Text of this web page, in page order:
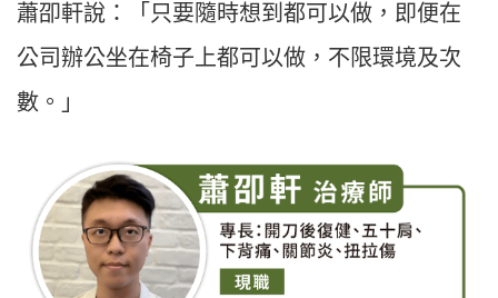
蕭卲軒說：「只要隨時想到都可以做，即便在
公司辦公坐在椅子上都可以做，不限環境及次
數。」